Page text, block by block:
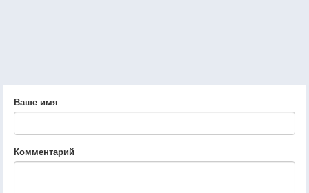
Ваше имя
Комментарий